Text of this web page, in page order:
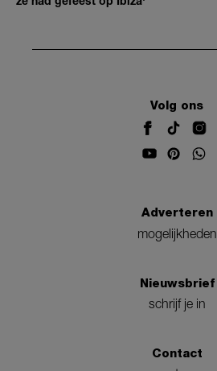
Volg ons
Adverteren
mogelijkheden
Nieuwsbrief
schrijf je in
Contact